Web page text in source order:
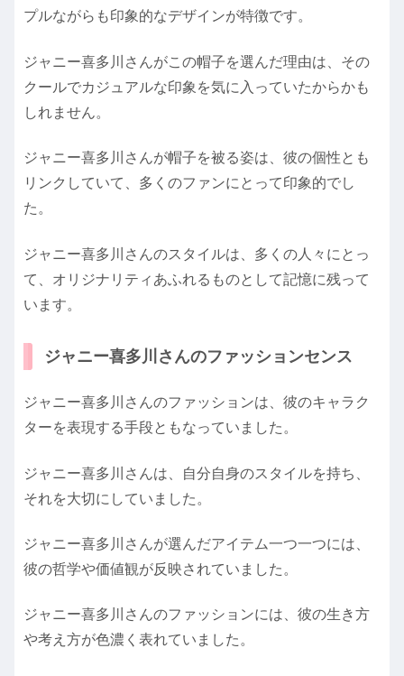
プルながらも印象的なデザインが特徴です。
ジャニー喜多川さんがこの帽子を選んだ理由は、その
クールでカジュアルな印象を気に入っていたからかも
しれません。
ジャニー喜多川さんが帽子を被る姿は、彼の個性とも
リンクしていて、多くのファンにとって印象的でし
た。
ジャニー喜多川さんのスタイルは、多くの人々にとっ
て、オリジナリティあふれるものとして記憶に残って
います。
ジャニー喜多川さんのファッションセンス
ジャニー喜多川さんのファッションは、彼のキャラク
ターを表現する手段ともなっていました。
ジャニー喜多川さんは、自分自身のスタイルを持ち、
それを大切にしていました。
ジャニー喜多川さんが選んだアイテム一つ一つには、
彼の哲学や価値観が反映されていました。
ジャニー喜多川さんのファッションには、彼の生き方
や考え方が色濃く表れていました。